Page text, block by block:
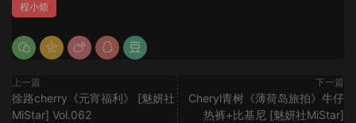
程小烦
上一篇
徐路cherry《元宵福利》 [魅妍社
MiStar] Vol.062
下一篇
Cheryl青树《薄荷岛旅拍》牛仔
热裤+比基尼 [魅妍社MiStar]